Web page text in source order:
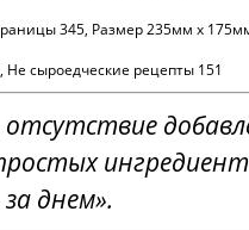
345, Размер 235мм x
сыроедческие рецепты 151
днем».